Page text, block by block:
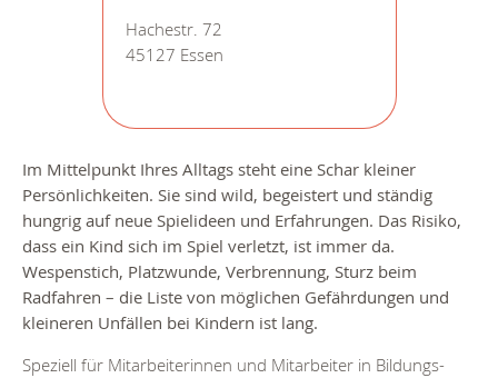
Hachestr. 72
45127 Essen
Im Mittelpunkt Ihres Alltags steht eine Schar kleiner
Persönlichkeiten. Sie sind wild, begeistert und ständig
hungrig auf neue Spielideen und Erfahrungen. Das Risiko,
dass ein Kind sich im Spiel verletzt, ist immer da.
Wespenstich, Platzwunde, Verbrennung, Sturz beim
Radfahren – die Liste von möglichen Gefährdungen und
kleineren Unfällen bei Kindern ist lang.
Speziell für Mitarbeiterinnen und Mitarbeiter in Bildungs-